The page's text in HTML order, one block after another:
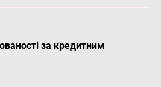
за кредитним